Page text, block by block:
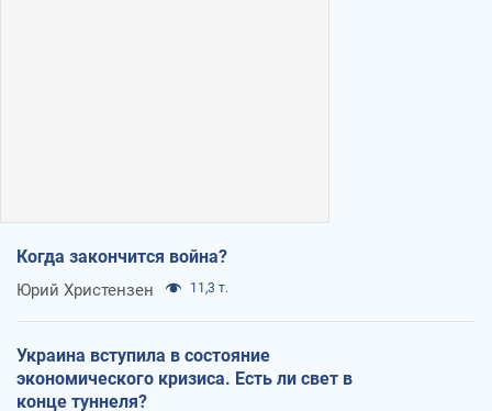
Когда закончится война?
Юрий Христензен 11,3 т.
Украина вступила в состояние
экономического кризиса. Есть ли свет в
конце туннеля?